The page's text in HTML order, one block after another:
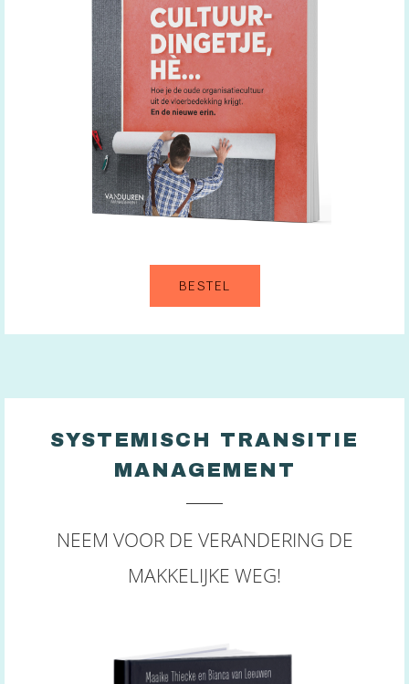
BESTEL
SYSTEMISCH TRANSITIE
MANAGEMENT
NEEM VOOR DE VERANDERING DE
MAKKELIJKE WEG!